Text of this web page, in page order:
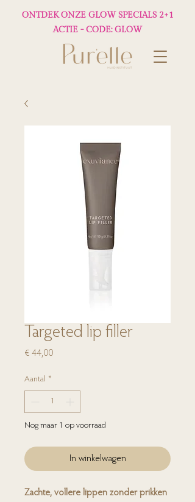
ONTDEK ONZE GLOW SPECIALS 2+1
ACTIE - CODE: GLOW
Targeted lip filler
€ 44,00Prijs
Aantal *
Nog maar 1 op voorraad
In winkelwagen
Zachte, vollere lippen zonder prikken